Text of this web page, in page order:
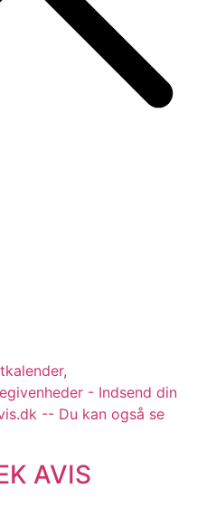
- Indsend din
-- Du kan også se
AVIS